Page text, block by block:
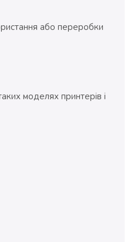
або переробки
моделях принтерів і